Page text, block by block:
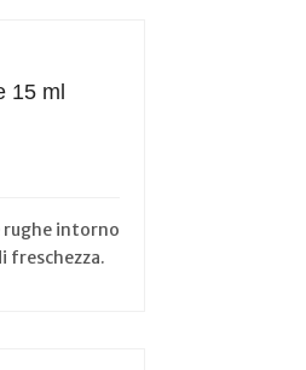
15 ml
rughe intorno
freschezza.